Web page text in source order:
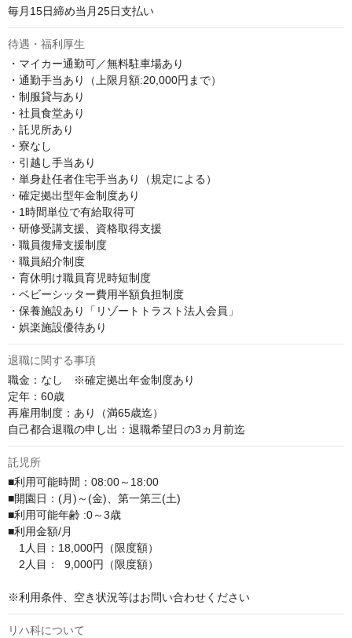
毎月15日締め当月25日支払い
待遇・福利厚生
・マイカー通勤可／無料駐車場あり
・通勤手当あり（上限月額:20,000円まで）
・制服貸与あり
・社員食堂あり
・託児所あり
・寮なし
・引越し手当あり
・単身赴任者住宅手当あり（規定による）
・確定拠出型年金制度あり
・1時間単位で有給取得可
・研修受講支援、資格取得支援
・職員復帰支援制度
・職員紹介制度
・育休明け職員育児時短制度
・ベビーシッター費用半額負担制度
・保養施設あり「リゾートトラスト法人会員」
・娯楽施設優待あり
退職に関する事項
職金：なし　※確定拠出年金制度あり
定年：60歳
再雇用制度：あり（満65歳迄）
自己都合退職の申し出：退職希望日の3ヵ月前迄
託児所
■利用可能時間：08:00～18:00
■開園日：(月)～(金)、第一第三(土)
■利用可能年齢 :0～3歳
■利用金額/月
1人目：18,000円（限度額）
2人目：  9,000円（限度額）
※利用条件、空き状況等はお問い合わせください
リハ科について